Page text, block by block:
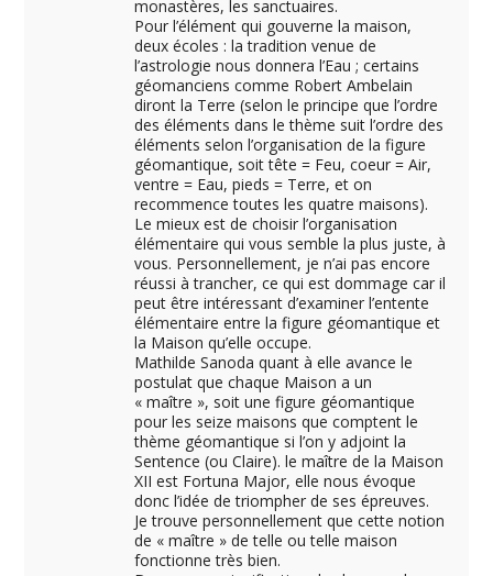
monastères, les sanctuaires.
Pour l’élément qui gouverne la maison,
deux écoles : la tradition venue de
l’astrologie nous donnera l’Eau ; certains
géomanciens comme Robert Ambelain
diront la Terre (selon le principe que l’ordre
des éléments dans le thème suit l’ordre des
éléments selon l’organisation de la figure
géomantique, soit tête = Feu, coeur = Air,
ventre = Eau, pieds = Terre, et on
recommence toutes les quatre maisons).
Le mieux est de choisir l’organisation
élémentaire qui vous semble la plus juste, à
vous. Personnellement, je n’ai pas encore
réussi à trancher, ce qui est dommage car il
peut être intéressant d’examiner l’entente
élémentaire entre la figure géomantique et
la Maison qu’elle occupe.
Mathilde Sanoda quant à elle avance le
postulat que chaque Maison a un
« maître », soit une figure géomantique
pour les seize maisons que comptent le
thème géomantique si l’on y adjoint la
Sentence (ou Claire). le maître de la Maison
XII est Fortuna Major, elle nous évoque
donc l’idée de triompher de ses épreuves.
Je trouve personnellement que cette notion
de « maître » de telle ou telle maison
fonctionne très bien.